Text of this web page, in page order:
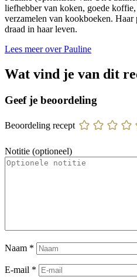
liefhebber van koken, goede
verzamelen van kookboeken. Haar
draad in haar leven.
Lees meer over Pauline
Wat vind je van dit
Geef je beoordeling
Beoordeling recept
Notitie (optioneel)
Naam *
E-mail *